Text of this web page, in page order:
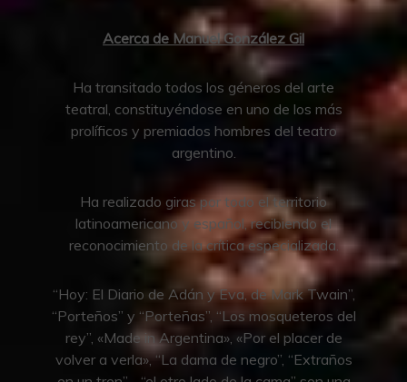
Acerca de Manuel González Gil
Ha transitado todos los géneros del arte
teatral, constituyéndose en uno de los más
prolíficos y premiados hombres del teatro
argentino.
Ha realizado giras por todo el territorio
latinoamericano y español, recibiendo el
reconocimiento de la crítica especializada.
“Hoy: El Diario de Adán y Eva, de Mark Twain”,
“Porteños” y “Porteñas”, “Los mosqueteros del
rey”, «Made in Argentina», «Por el placer de
volver a verla», “La dama de negro”, “Extraños